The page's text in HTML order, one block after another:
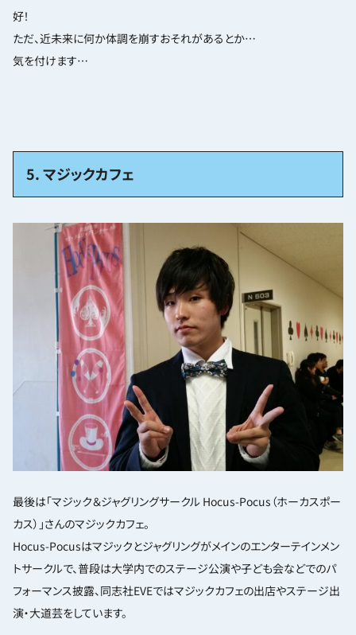
好！
ただ、近未来に何か体調を崩すおそれがあるとか…
気を付けます…
5. マジックカフェ
最後は「マジック＆ジャグリングサークル Hocus-Pocus（ホーカスポー
カス）」さんのマジックカフェ。
Hocus-Pocusはマジックとジャグリングがメインのエンターテインメン
トサークルで、普段は大学内でのステージ公演や子ども会などでのパ
フォーマンス披露、同志社EVEではマジックカフェの出店やステージ出
演・大道芸をしています。